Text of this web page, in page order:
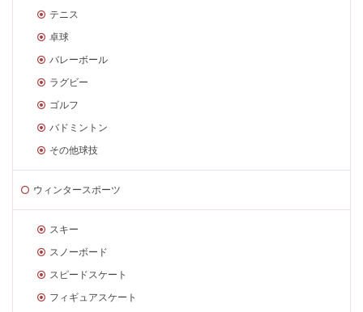
テニス
卓球
バレーボール
ラグビー
ゴルフ
バドミントン
その他球技
ウィンタースポーツ
スキー
スノーボード
スピードスケート
フィギュアスケート